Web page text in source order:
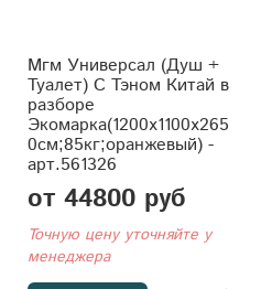
Мгм Универсал (Душ +
Туалет) С Тэном Китай в
разборе
Экомарка(1200x1100x265
0см;85кг;оранжевый) -
арт.561326
от 44800 руб
Точную цену уточняйте у
менеджера